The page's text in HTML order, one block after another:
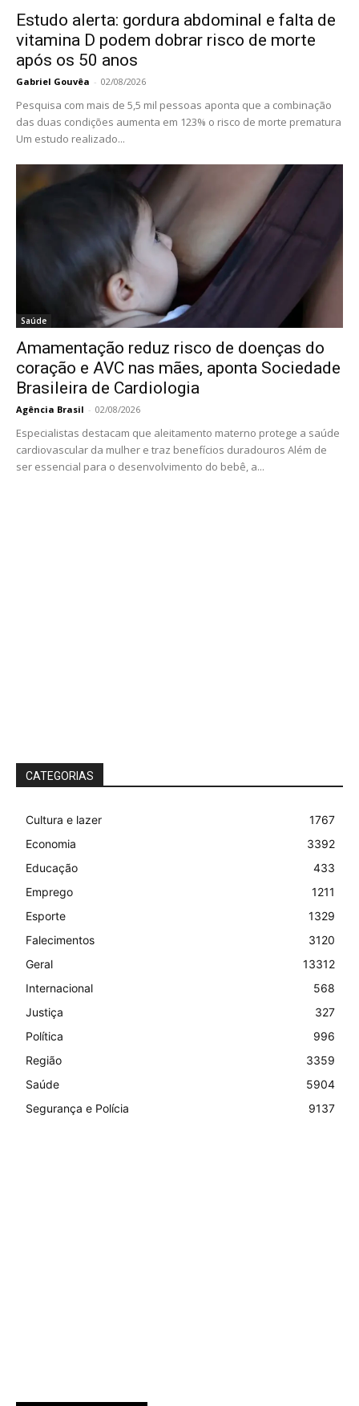
Estudo alerta: gordura abdominal e falta de
vitamina D podem dobrar risco de morte
após os 50 anos
Gabriel Gouvêa - 02/08/2026
Pesquisa com mais de 5,5 mil pessoas aponta que a combinação
das duas condições aumenta em 123% o risco de morte prematura
Um estudo realizado...
Saúde
Amamentação reduz risco de doenças do
coração e AVC nas mães, aponta Sociedade
Brasileira de Cardiologia
Agência Brasil - 02/08/2026
Especialistas destacam que aleitamento materno protege a saúde
cardiovascular da mulher e traz benefícios duradouros Além de
ser essencial para o desenvolvimento do bebê, a...
CATEGORIAS
Cultura e lazer
1767
Economia
3392
Educação
433
Emprego
1211
Esporte
1329
Falecimentos
3120
Geral
13312
Internacional
568
Justiça
327
Política
996
Região
3359
Saúde
5904
Segurança e Polícia
9137